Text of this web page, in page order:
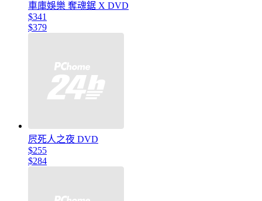
車庫娛樂 奪魂鋸 X DVD
$341
$379
屄死人之夜 DVD
$255
$284